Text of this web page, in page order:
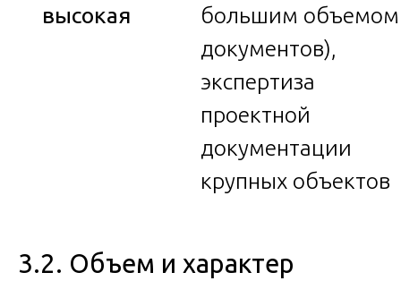
высокая
большим объемом
документов),
экспертиза
проектной
документации
крупных объектов
3.2. Объем и характер